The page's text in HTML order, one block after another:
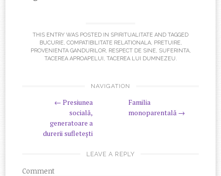
THIS ENTRY WAS POSTED IN SPIRITUALITATE AND TAGGED
BUCURIE, COMPATIBILITATE RELATIONALA, PRETUIRE,
PROVENIENTA GANDURILOR, RESPECT DE SINE, SUFERINTA,
TACEREA APROAPELUI, TACEREA LUI DUMNEZEU.
NAVIGATION
← Presiunea
socială,
generatoare a
durerii sufletești
Familia
monoparentală →
LEAVE A REPLY
Comment